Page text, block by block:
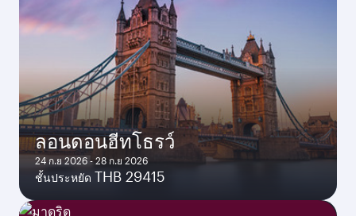
ลอนดอนฮีทโธรว์
24 ก.ย 2026 - 28 ก.ย 2026
ชั้นประหยัด THB 29415